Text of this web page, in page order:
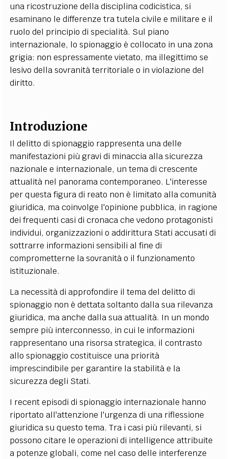
una ricostruzione della disciplina codicistica, si
esaminano le differenze tra tutela civile e militare e il
ruolo del principio di specialità. Sul piano
internazionale, lo spionaggio è collocato in una zona
grigia: non espressamente vietato, ma illegittimo se
lesivo della sovranità territoriale o in violazione del
diritto.
Introduzione
Il delitto di spionaggio rappresenta una delle
manifestazioni più gravi di minaccia alla sicurezza
nazionale e internazionale, un tema di crescente
attualità nel panorama contemporaneo. L'interesse
per questa figura di reato non è limitato alla comunità
giuridica, ma coinvolge l'opinione pubblica, in ragione
dei frequenti casi di cronaca che vedono protagonisti
individui, organizzazioni o addirittura Stati accusati di
sottrarre informazioni sensibili al fine di
comprometterne la sovranità o il funzionamento
istituzionale.
La necessità di approfondire il tema del delitto di
spionaggio non è dettata soltanto dalla sua rilevanza
giuridica, ma anche dalla sua attualità. In un mondo
sempre più interconnesso, in cui le informazioni
rappresentano una risorsa strategica, il contrasto
allo spionaggio costituisce una priorità
imprescindibile per garantire la stabilità e la
sicurezza degli Stati.
I recent episodi di spionaggio internazionale hanno
riportato all'attenzione l'urgenza di una riflessione
giuridica su questo tema. Tra i casi più rilevanti, si
possono citare le operazioni di intelligence attribuite
a potenze globali, come nel caso delle interferenze